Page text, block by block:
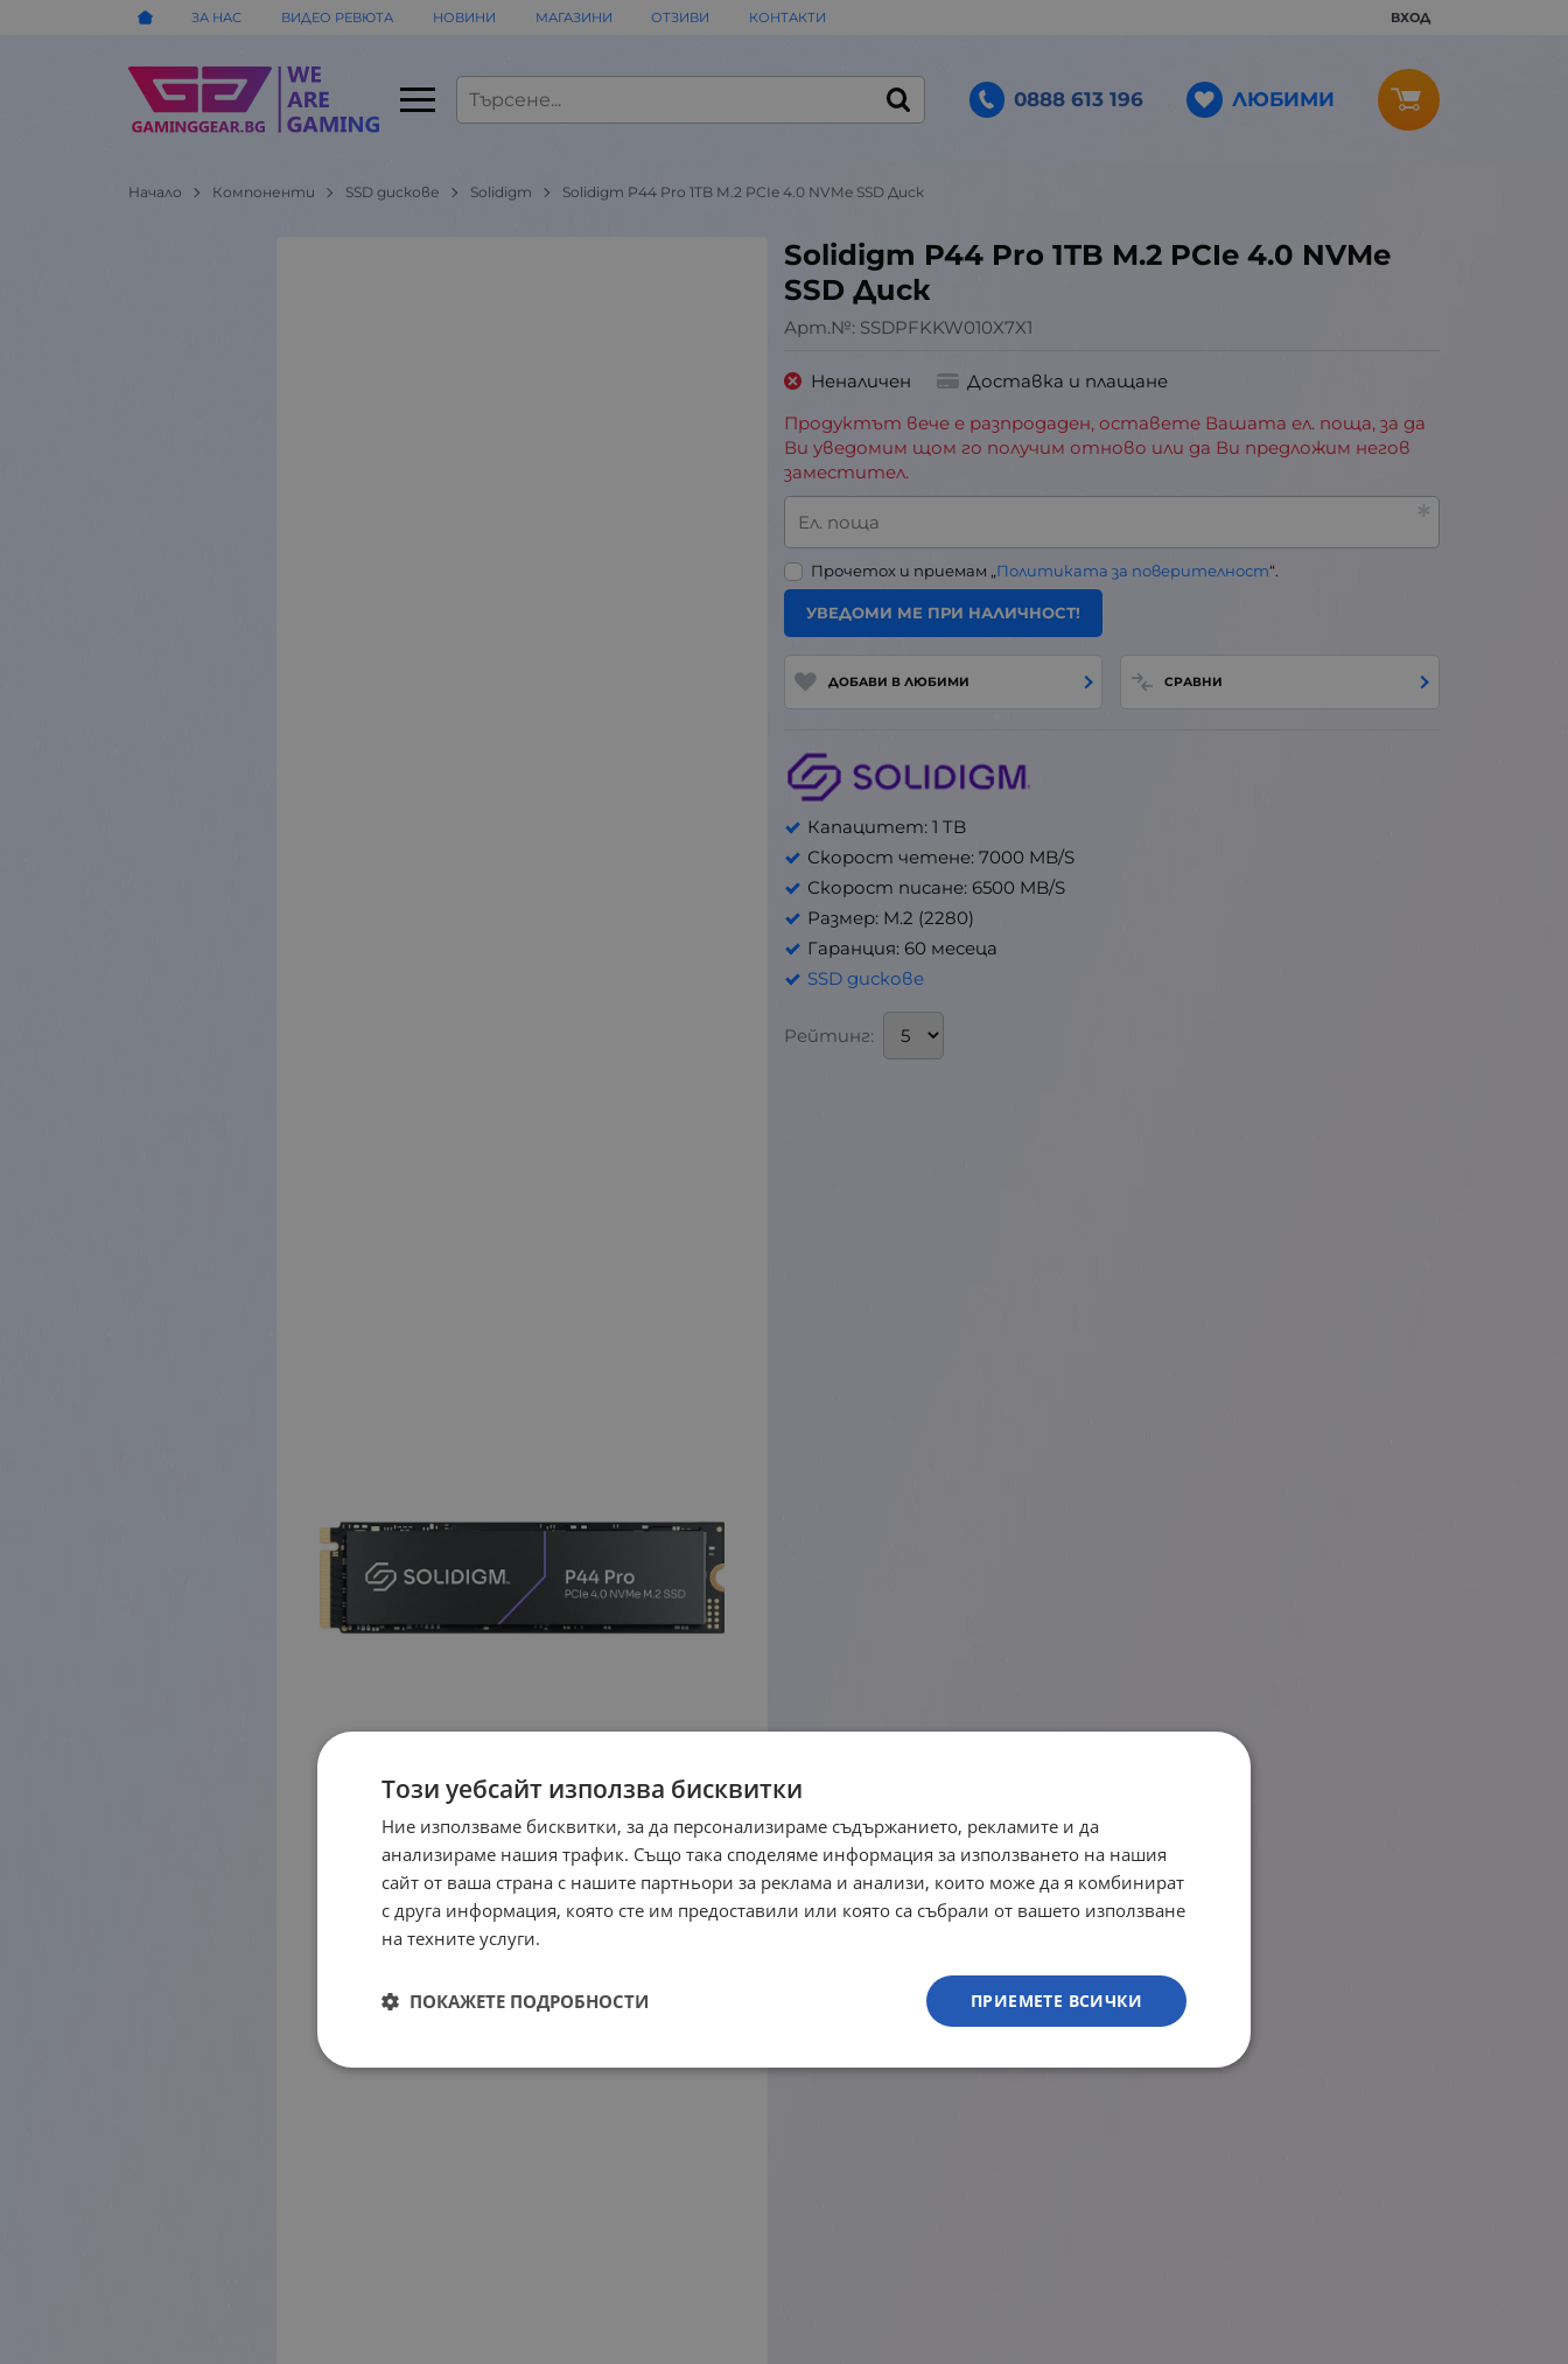
ЗА НАС ВИДЕО РЕВЮТА НОВИНИ МАГАЗИНИ ОТЗИВИ КОНТАКТИ ВХОД
0888 613 196 ЛЮБИМИ
Начало Компоненти SSD дискове Solidigm Solidigm P44 Pro 1TB M.2 PCIe 4.0 NVMe SSD Диск
Solidigm P44 Pro 1TB M.2 PCIe 4.0 NVMe
SSD Диск
Арт.№: SSDPFKKW010X7X1
Неналичен
Доставка и плащане
Продуктът вече е разпродаден, оставете Вашата ел. поща, за да
Ви уведомим щом го получим отново или да Ви предложим негов
заместител.
Ел. поща
Прочетох и приемам „Политиката за поверителност“.
УВЕДОМИ МЕ ПРИ НАЛИЧНОСТ!
ДОБАВИ В ЛЮБИМИ СРАВНИ
Капацитет: 1 TB
Скорост четене: 7000 MB/S
Скорост писане: 6500 MB/S
Размер: M.2 (2280)
Гаранция: 60 месеца
SSD дискове
Рейтинг:
Този уебсайт използва бисквитки
Ние използваме бисквитки, за да персонализираме съдържанието, рекламите и да
анализираме нашия трафик. Също така споделяме информация за използването на нашия
сайт от ваша страна с нашите партньори за реклама и анализи, които може да я комбинират
с друга информация, която сте им предоставили или която са събрали от вашето използване
на техните услуги.
ПРИЕМЕТЕ ВСИЧКИ
ПОКАЖЕТЕ ПОДРОБНОСТИ